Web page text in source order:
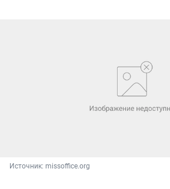
Источник: missoffice.org